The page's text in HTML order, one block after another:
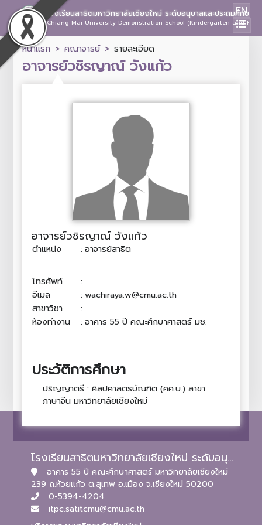
โรงเรียนสาธิตมหาวิทยาลัยเชียงใหม่ ระดับอนุบาลและประถมศึกษา
Chiang Mai University Demonstration School (Kindergarten and
EN
หน้าแรก คณาจารย์ รายละเอียด
อาจารย์วชิรญาณ์ วังแก้ว
อาจารย์วชิรญาณ์ วังแก้ว
ตำแหน่ง : อาจารย์สาธิต
โทรศัพท์
:
อีเมล
: wachiraya.w@cmu.ac.th
สาขาวิชา
:
ห้องทำงาน
: อาคาร 55 ปี คณะศึกษาศาสตร์ มช.
ประวัติการศึกษา
ปริญญาตรี : ศิลปศาสตรบัณฑิต (ศศ.บ.) สาขา
ภาษาจีน มหาวิทยาลัยเชียงใหม่
โรงเรียนสาธิตมหาวิทยาลัยเชียงใหม่ ระดับอนุบาลและประถมศึกษา
อาคาร 55 ปี คณะศึกษาศาสตร์ มหาวิทยาลัยเชียงใหม่
239 ถ.ห้วยแก้ว ต.สุเทพ อ.เมือง จ.เชียงใหม่ 50200
0-5394-4204
itpc.satitcmu@cmu.ac.th